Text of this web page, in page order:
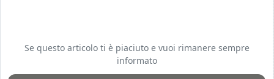
Se questo articolo ti è piaciuto e vuoi rimanere sempre
informato